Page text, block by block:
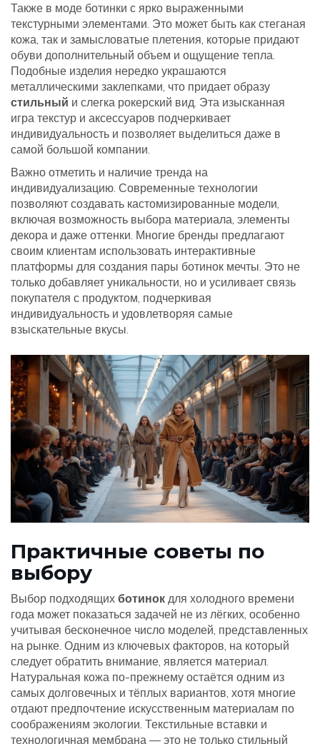
Также в моде ботинки с ярко выраженными
текстурными элементами. Это может быть как стеганая
кожа, так и замысловатые плетения, которые придают
обуви дополнительный объем и ощущение тепла.
Подобные изделия нередко украшаются
металлическими заклепками, что придает образу
стильный и слегка рокерский вид. Эта изысканная
игра текстур и аксессуаров подчеркивает
индивидуальность и позволяет выделиться даже в
самой большой компании.
Важно отметить и наличие тренда на
индивидуализацию. Современные технологии
позволяют создавать кастомизированные модели,
включая возможность выбора материала, элементы
декора и даже оттенки. Многие бренды предлагают
своим клиентам использовать интерактивные
платформы для создания пары ботинок мечты. Это не
только добавляет уникальности, но и усиливает связь
покупателя с продуктом, подчеркивая
индивидуальность и удовлетворяя самые
взыскательные вкусы.
Практичные советы по
выбору
Выбор подходящих ботинок для холодного времени
года может показаться задачей не из лёгких, особенно
учитывая бесконечное число моделей, представленных
на рынке. Одним из ключевых факторов, на который
следует обратить внимание, является материал.
Натуральная кожа по-прежнему остаётся одним из
самых долговечных и тёплых вариантов, хотя многие
отдают предпочтение искусственным материалам по
соображениям экологии. Текстильные вставки и
технологичная мембрана — это не только стильный